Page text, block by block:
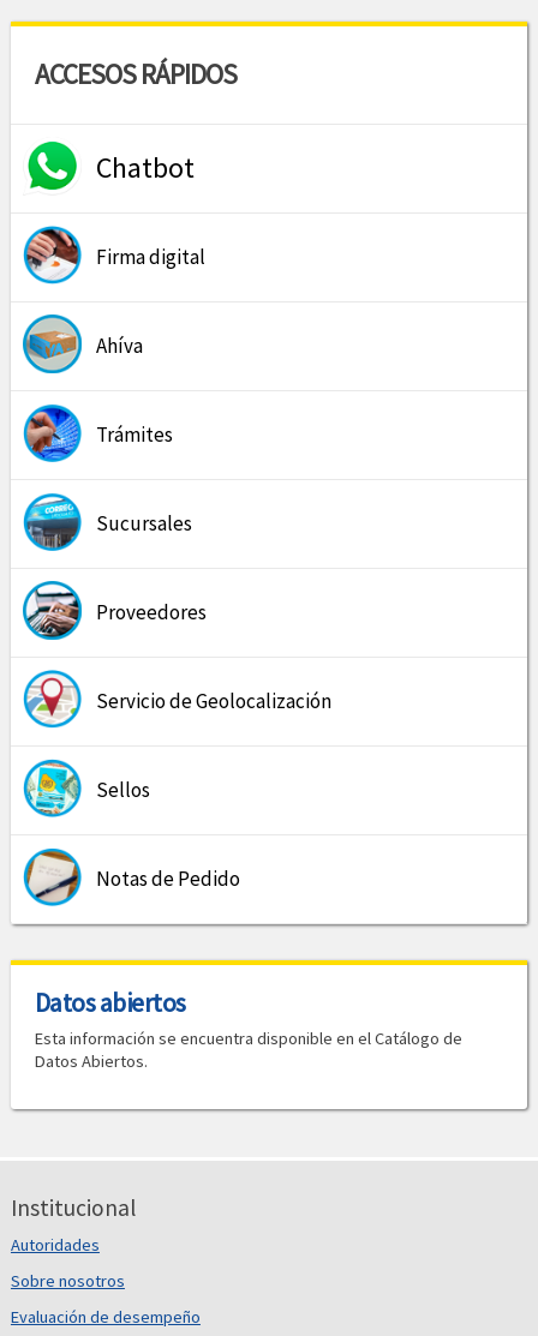
ACCESOS RÁPIDOS
Chatbot
Firma digital
Ahíva
Trámites
Sucursales
Proveedores
Servicio de Geolocalización
Sellos
Notas de Pedido
Datos abiertos
Esta información se encuentra disponible en el Catálogo de
Datos Abiertos.
Institucional
Autoridades
Sobre nosotros
Evaluación de desempeño